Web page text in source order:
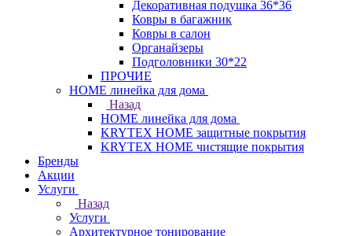
Декоративная подушка 36*36
Ковры в багажник
Ковры в салон
Органайзеры
Подголовники 30*22
ПРОЧИЕ
HOME линейка для дома
Назад
HOME линейка для дома
KRYTEX HOME защитные покрытия
KRYTEX HOME чистящие покрытия
Бренды
Акции
Услуги
Назад
Услуги
Архитектурное тонирование